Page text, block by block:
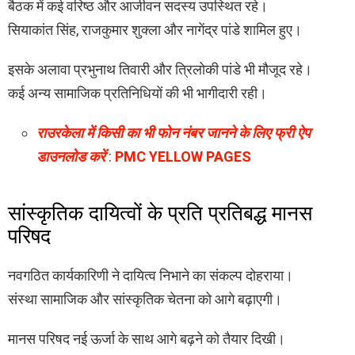
बैठक में कई वरिष्ठ और आजीवन सदस्य उपस्थित रहे।
सियाकांत सिंह, राजकुमार शुक्ला और नागेंद्र पांडे शामिल हुए।
इसके अलावा प्रभुनाथ तिवारी और त्रिलोकी पांडे भी मौजूद रहे।
कई अन्य सामाजिक प्रतिनिधियों की भी भागीदारी रही।
राउरकेला में किसी का भी फोन नंबर जानने के लिए फ्री ऐप
डाउनलोड करें : PMC YELLOW PAGES
सांस्कृतिक दायित्वों के प्रति प्रतिबद्ध मानस
परिषद
नवगठित कार्यकारिणी ने दायित्व निभाने का संकल्प दोहराया।
संस्था सामाजिक और सांस्कृतिक चेतना को आगे बढ़ाएगी।
मानस परिषद नई ऊर्जा के साथ आगे बढ़ने को तैयार दिखी।